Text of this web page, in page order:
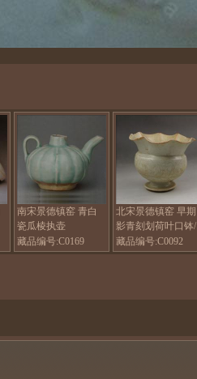
南宋景德镇窑 青白
瓷瓜棱执壶
藏品编号:C0169
北宋景德镇窑 早期
影青刻划荷叶口钵/
花口钵瓷器
藏品编号:C0092